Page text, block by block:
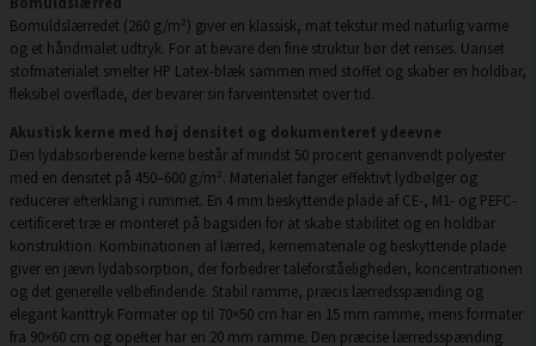
Bomuldslærredet (260 g/m²) giver en klassisk, mat tekstur med naturlig varme
og et håndmalet udtryk. For at bevare den fine struktur bør det renses. Uanset
stofmaterialet smelter HP Latex-blæk sammen med stoffet og skaber en holdbar,
fleksibel overflade, der bevarer sin farveintensitet over tid.
Akustisk kerne med høj densitet og dokumenteret ydeevne
Den lydabsorberende kerne består af mindst 50 procent genanvendt polyester
med en densitet på 450–600 g/m². Materialet fanger effektivt lydbølger og
reducerer efterklang i rummet. En 4 mm beskyttende plade af CE-, M1- og PEFC-
certificeret træ er monteret på bagsiden for at skabe stabilitet og en holdbar
konstruktion. Kombinationen af lærred, kernemateriale og beskyttende plade
giver en jævn lydabsorption, der forbedrer taleforståeligheden, koncentrationen
og det generelle velbefindende. Stabil ramme, præcis lærredsspænding og
elegant kanttryk Formater op til 70×50 cm har en 15 mm ramme, mens formater
fra 90×60 cm og opefter har en 20 mm ramme. Den præcise lærredsspænding